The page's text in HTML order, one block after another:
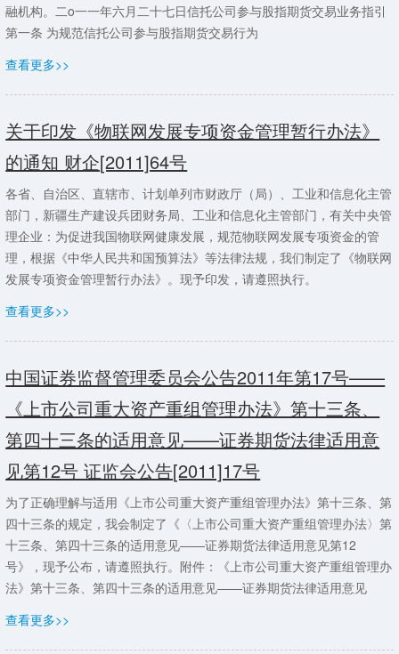
融机构。二o一一年六月二十七日信托公司参与股指期货交易业务指引
第一条 为规范信托公司参与股指期货交易行为
查看更多>>
关于印发《物联网发展专项资金管理暂行办法》
的通知 财企[2011]64号
各省、自治区、直辖市、计划单列市财政厅（局）、工业和信息化主管
部门，新疆生产建设兵团财务局、工业和信息化主管部门，有关中央管
理企业：为促进我国物联网健康发展，规范物联网发展专项资金的管
理，根据《中华人民共和国预算法》等法律法规，我们制定了《物联网
发展专项资金管理暂行办法》。现予印发，请遵照执行。
查看更多>>
中国证券监督管理委员会公告2011年第17号——
《上市公司重大资产重组管理办法》第十三条、
第四十三条的适用意见——证券期货法律适用意
见第12号 证监会公告[2011]17号
为了正确理解与适用《上市公司重大资产重组管理办法》第十三条、第
四十三条的规定，我会制定了《〈上市公司重大资产重组管理办法〉第
十三条、第四十三条的适用意见——证券期货法律适用意见第12
号》，现予公布，请遵照执行。附件：《上市公司重大资产重组管理办
法》第十三条、第四十三条的适用意见——证券期货法律适用意见
查看更多>>